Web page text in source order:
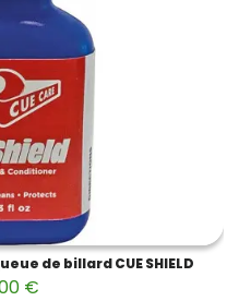
de billard CUE SHIELD
€